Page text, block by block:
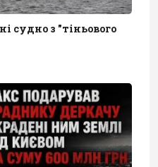
судно з "тіньового